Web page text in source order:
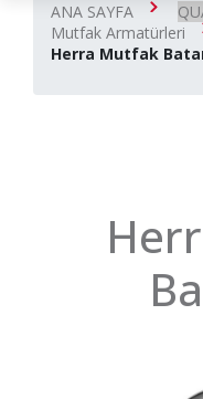
ANA SAYFA
Mutfak Armatürleri
Herra Mutfak